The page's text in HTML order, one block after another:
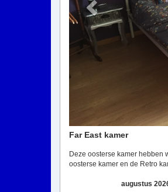
Far East kamer
Deze oosterse kamer hebben
oosterse kamer en de Retro
augustus